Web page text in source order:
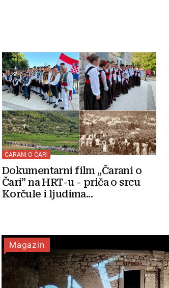
ČARANI O ČARI
Dokumentarni film „Čarani o
Čari” na HRT-u - priča o srcu
Korčule i ljudima...
Magazin